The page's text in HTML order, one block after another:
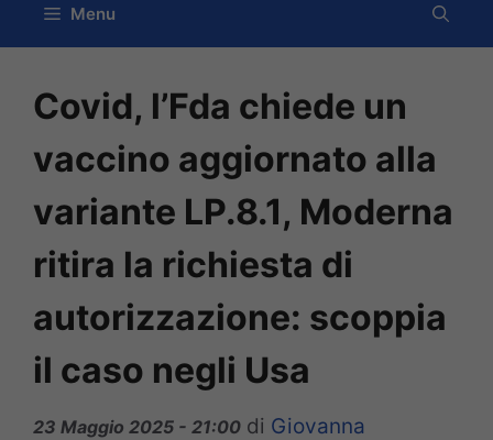
Menu
Covid, l’Fda chiede un
vaccino aggiornato alla
variante LP.8.1, Moderna
ritira la richiesta di
autorizzazione: scoppia
il caso negli Usa
23 Maggio 2025 - 21:00 di Giovanna